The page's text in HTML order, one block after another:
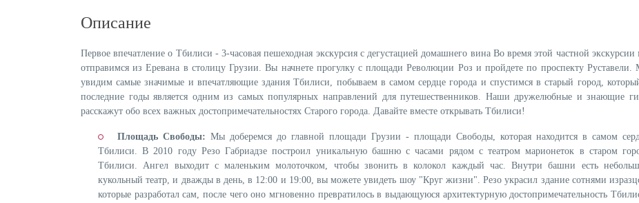
Описание
Первое впечатление о Тбилиси - 3-часовая пешеходная экскурсия с дегустацией домашнего вина Во время этой частной
отправимся из Еревана в столицу Грузии. Вы начнете прогулку с площади Революции Роз и пройдете по проспекту Руставели.
увидим самые значимые и впечатляющие здания Тбилиси, побываем в самом сердце города и спустимся в старый город,
последние годы является одним из самых популярных направлений для путешественников. Наши дружелюбные и знающие
расскажут обо всех важных достопримечательностях Старого города. Давайте вместе открывать Тбилиси!
Площадь Свободы: Мы доберемся до главной площади Грузии - площади Свободы, которая находится в самом
Тбилиси. В 2010 году Резо Габриадзе построил уникальную башню с часами рядом с театром марионеток в старом
Тбилиси. Ангел выходит с маленьким молоточком, чтобы звонить в колокол каждый час. Внутри башни есть
кукольный театр, и дважды в день, в 12:00 и 19:00, вы можете увидеть шоу "Круг жизни". Резо украсил здание сотнями
которые разработал сам, после чего оно мгновенно превратилось в выдающуюся архитектурную достопримечательность